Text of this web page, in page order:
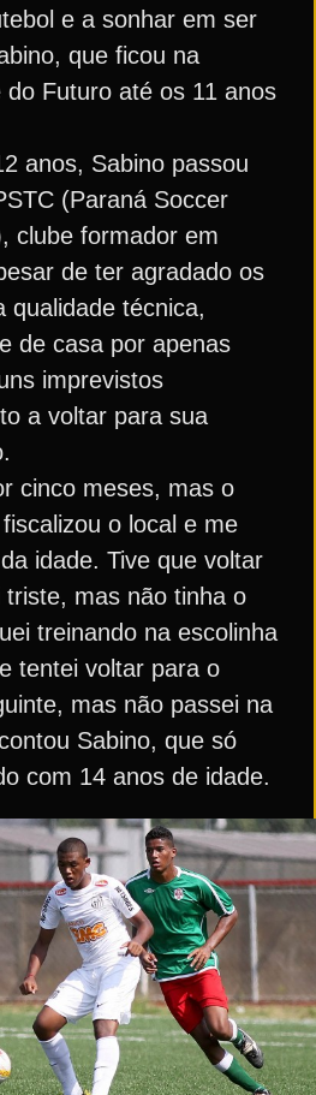
e a sonhar em ser
que ficou na
do Futuro até os 11 anos
anos, Sabino passou
(Paraná Soccer
clube formador em
de ter agradado os
qualidade técnica,
de casa por apenas
imprevistos
a voltar para sua
cinco meses, mas o
o local e me
idade. Tive que voltar
triste, mas não tinha o
treinando na escolinha
tentei voltar para o
mas não passei na
Sabino, que só
com 14 anos de idade.